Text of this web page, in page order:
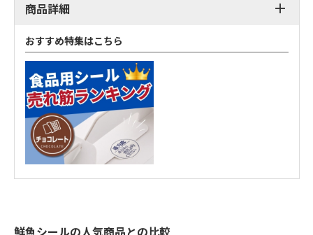
商品詳細
おすすめ特集はこちら
鮮魚シールの人気商品との比較